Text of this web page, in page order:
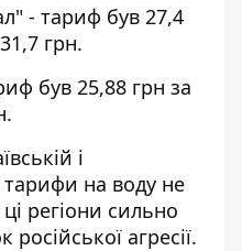
- тариф був 27,4
грн.
був 25,88 грн за
і
тарифи на воду не
регіони сильно
російської агресії.